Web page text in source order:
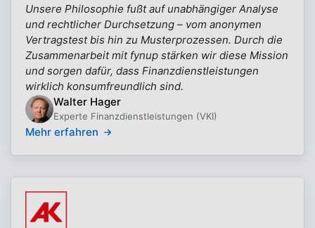
Unsere Philosophie fußt auf unabhängiger Analyse
und rechtlicher Durchsetzung – vom anonymen
Vertragstest bis hin zu Musterprozessen. Durch die
Zusammenarbeit mit fynup stärken wir diese Mission
und sorgen dafür, dass Finanzdienstleistungen
wirklich konsumfreundlich sind.
Walter Hager
Experte Finanzdienstleistungen (VKI)
Mehr erfahren